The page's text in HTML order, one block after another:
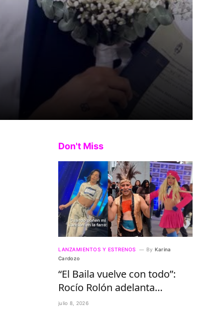
Don't Miss
LANZAMIENTOS Y ESTRENOS By Karina
Cardozo
“El Baila vuelve con todo”:
Rocío Rolón adelanta
detalles del regreso más
julio 8, 2026